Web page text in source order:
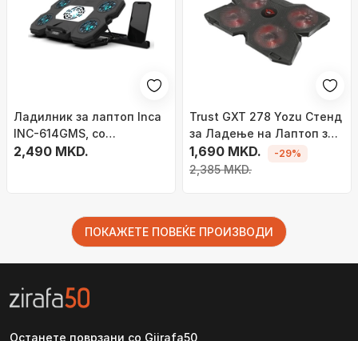
Ладилник за лаптоп Inca
INC-614GMS, со
вентилатори, црн
2,490 MKD.
Trust GXT 278 Yozu Стенд
за Ладeње на Лаптоп за
17.3"
1,690 MKD.
2,385 MKD.
-29%
ПОКАЖЕТЕ ПОВЕЌЕ ПРОИЗВОДИ
Останете поврзани со Gjirafa50